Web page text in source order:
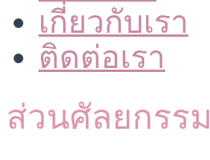
เกี่ยวกับเรา
ติดต่อเรา
ส่วนศัลยกรรม